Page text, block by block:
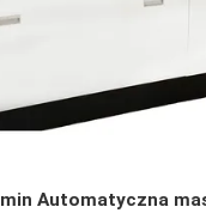
Automatyczna